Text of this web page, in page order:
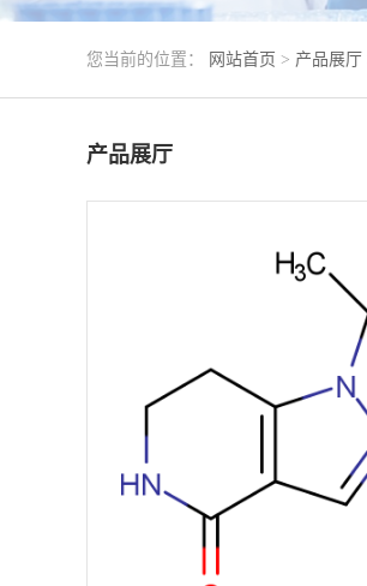
您当前的位置： 网站首页 > 产品展厅
产品展厅